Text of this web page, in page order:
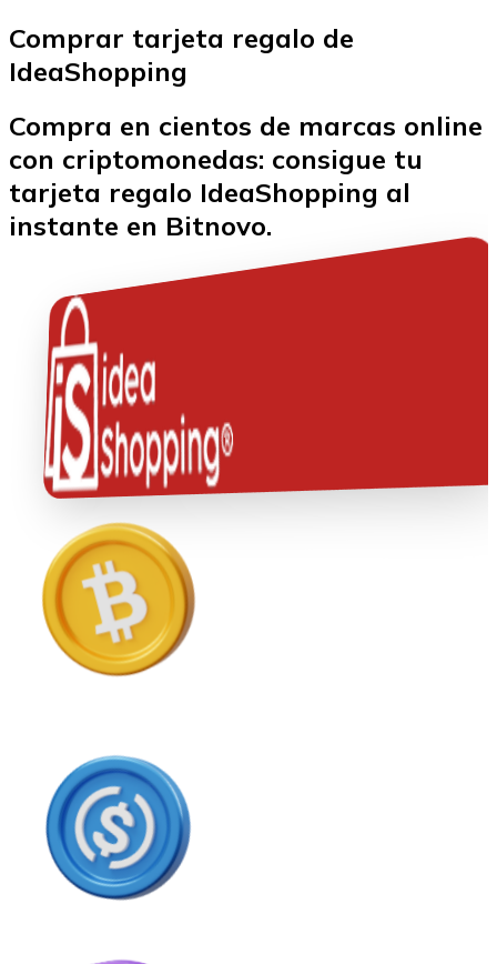
Bitcoin
Ethereum
ETH
Comprar tarjeta regalo de
IdeaShopping
Compra en cientos de marcas online
con criptomonedas: consigue tu
tarjeta regalo IdeaShopping al
instante en Bitnovo.